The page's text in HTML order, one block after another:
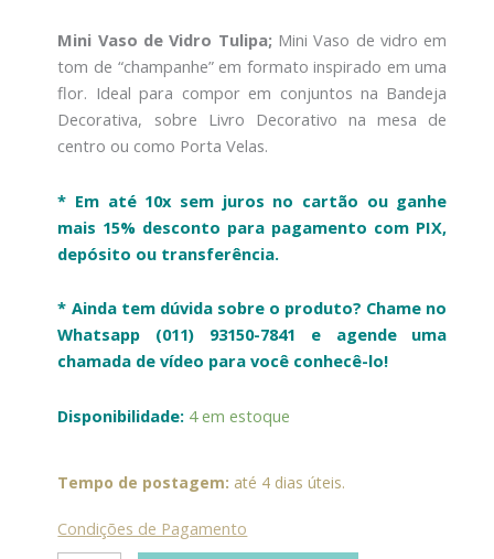
Mini Vaso de Vidro Tulipa; Mini Vaso de vidro em
tom de “champanhe” em formato inspirado em uma
flor. Ideal para compor em conjuntos na Bandeja
Decorativa, sobre Livro Decorativo na mesa de
centro ou como Porta Velas.
* Em até 10x sem juros no cartão ou ganhe
mais 15% desconto para pagamento com PIX,
depósito ou transferência.
* Ainda tem dúvida sobre o produto? Chame no
Whatsapp (011) 93150-7841 e agende uma
chamada de vídeo para você conhecê-lo!
Disponibilidade: 4 em estoque
Tempo de postagem: até 4 dias úteis.
Condições de Pagamento
Mini
Vidro
quantidade